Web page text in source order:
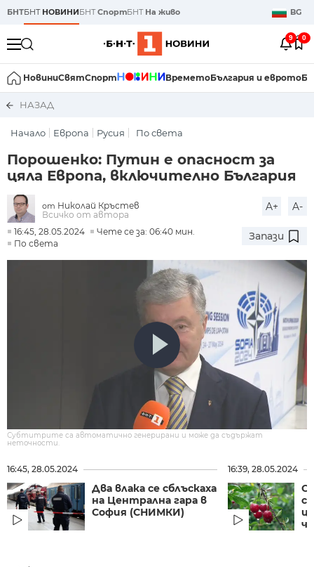
БНТБНТ НОВИНИБНТСпортБНТ На живо BG
9 0
НовиниСвятСпорт ВреметоБългария и еврото
НАЗАД
Начало Европа Русия По света
Порошенко: Путин е опасност за
цяла Европа, включително България
от Николай Кръстев
Всичко от автора
A+ A-
16:45, 28.05.2024
Чете се за: 06:40 мин.
По света
Запази
Субтитрите са автоматично генерирани и може да съдържат
неточности.
16:45, 28.05.2024
Два влака се сблъскаха
на Централна гара в
София (СНИМКИ)
16:39, 28.05.2024